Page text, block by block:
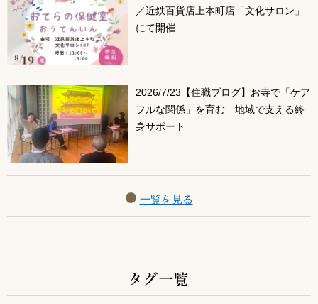
／近鉄百貨店上本町店「文化サロン」
にて開催
2026/7/23【住職ブログ】お寺で「ケア
フルな関係」を育む 地域で支える終
身サポート
一覧を見る
タグ一覧